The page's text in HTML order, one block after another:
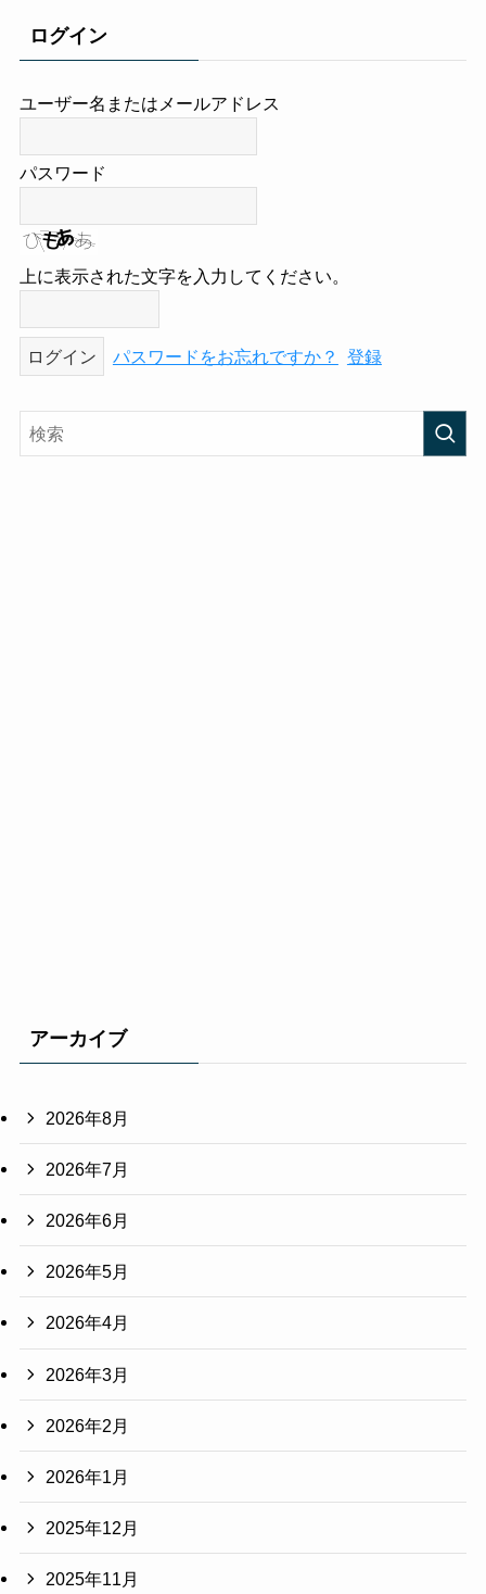
ログイン
ユーザー名またはメールアドレス
パスワード
上に表示された文字を入力してください。
パスワードをお忘れですか？ 登録
アーカイブ
2026年8月
2026年7月
2026年6月
2026年5月
2026年4月
2026年3月
2026年2月
2026年1月
2025年12月
2025年11月